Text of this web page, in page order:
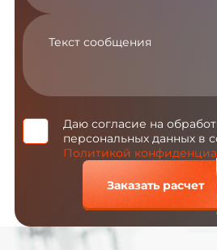
Даю согласие на
персональных данных в
Политикой
Заказать расчет